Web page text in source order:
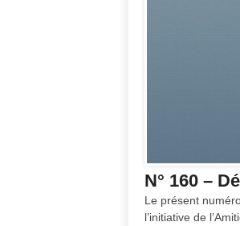
N° 160 –
Le présent
l’initiative de